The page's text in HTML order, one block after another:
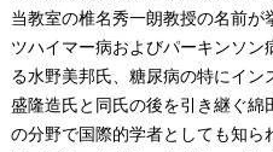
当教室の椎名秀一朗教授の名前
ツハイマー病およびパーキンソ
る水野美邦氏、糖尿病の特にイ
盛隆造氏と同氏の後を引き継ぐ
の分野で国際的学者としても知